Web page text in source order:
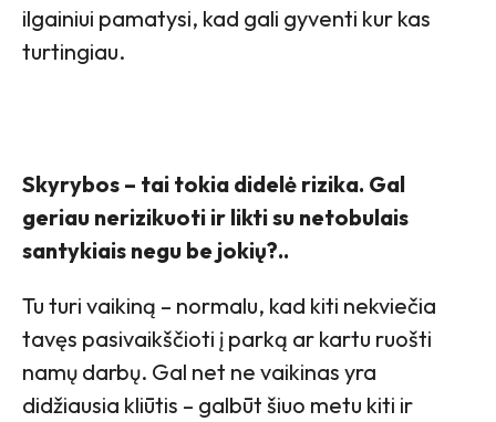
ilgainiui pamatysi, kad gali gyventi kur kas
turtingiau.
Skyrybos – tai tokia didelė rizika. Gal
geriau nerizikuoti ir likti su netobulais
santykiais negu be jokių?..
Tu turi vaikiną – normalu, kad kiti nekviečia
tavęs pasivaikščioti į parką ar kartu ruošti
namų darbų. Gal net ne vaikinas yra
didžiausia kliūtis – galbūt šiuo metu kiti ir